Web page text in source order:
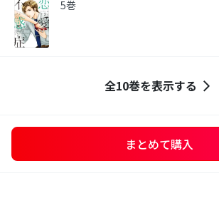
5巻
全10巻を表示する
まとめて購入